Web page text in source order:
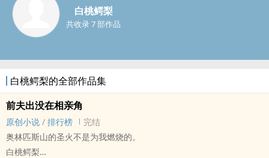
白桃鳄梨
共收录 7 部作品
白桃鳄梨的全部作品集
前夫出没在相亲角
原创小说 / 排行榜
完结
奥林匹斯山的圣火不是为我燃烧的。
白桃鳄梨